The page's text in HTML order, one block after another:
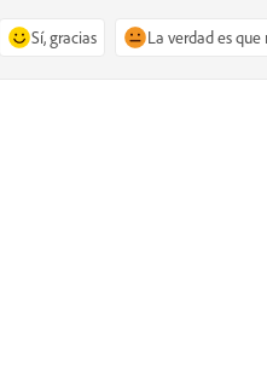
Sí, gracias La verdad es que